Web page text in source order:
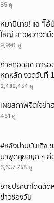
85 ดู
หมามีนาย! แฉ “ไ
ใหญ่ สาวผวาจิต
9,990 ดู
ถ่ายทอดสด การอ
หกหลัก งวดวันที่
2,488,454 ดู
เผยสภาพจิตใจย่
451 ดู
#หลังม่านบันเทิง
มาพูดคุยสนุก ๆ ก่
LOSO นานเท่าไรก็รอ'
6,637,758 ดู
ชายปริศนาโดดตัด
ข่าวช่องวัน